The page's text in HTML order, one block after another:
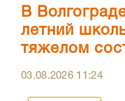
В
летний
тяжелом
03.08.2026 11:24